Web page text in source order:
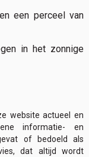
een perceel van
in het zonnige
website actueel en
informatie- en
of bedoeld als
dat altijd wordt